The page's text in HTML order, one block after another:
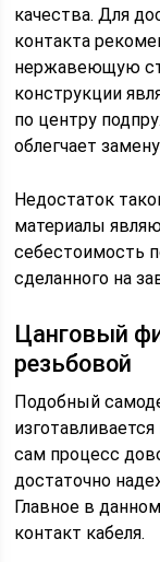
качества. Для
контакта
нержавеющую
конструкции
по центру
облегчает
Недостаток
материалы
себестоимость
сделанного на
Цанговый
резьбовой
Подобный
сам процесс
достаточно
Главное в
контакт кабеля.